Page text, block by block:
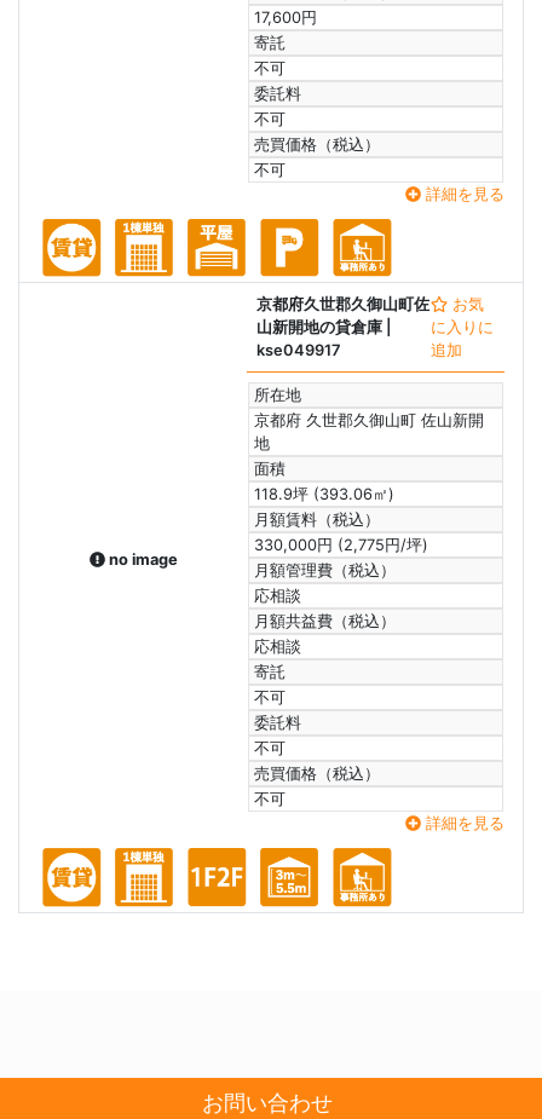
17,600円
寄託
不可
委託料
不可
売買価格（税込）
不可
詳細を見る
no image
京都府久世郡久御山町佐
山新開地の貸倉庫
kse049917
お気
に入りに
追加
所在地
京都府 久世郡久御山町 佐山新開
地
面積
118.9坪 (393.06㎡)
月額賃料（税込）
330,000円 (2,775円/坪)
月額管理費（税込）
応相談
月額共益費（税込）
応相談
寄託
不可
委託料
不可
売買価格（税込）
不可
詳細を見る
お問い合わせ